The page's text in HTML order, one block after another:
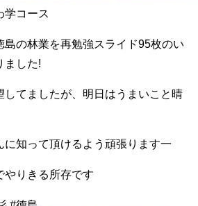
学コース
島の林業を再勉強スライド95枚のい
ました!
してましたが、明日はうまいこと晴
に知って頂けるよう頑張ります一
やりきる所存です